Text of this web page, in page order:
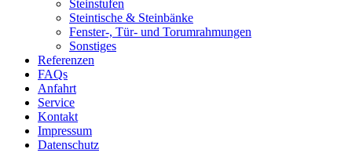
Steinstufen
Steintische & Steinbänke
Fenster-, Tür- und Torumrahmungen
Sonstiges
Referenzen
FAQs
Anfahrt
Service
Kontakt
Impressum
Datenschutz